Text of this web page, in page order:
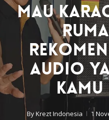
Mau
Audio
ByKrezt Indonesia 1